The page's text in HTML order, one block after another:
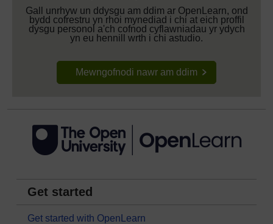
Gall unrhyw un ddysgu am ddim ar OpenLearn, ond
bydd cofrestru yn rhoi mynediad i chi at eich proffil
dysgu personol a'ch cofnod cyflawniadau yr ydych
yn eu hennill wrth i chi astudio.
Mewngofnodi nawr am ddim
Get started
Get started with OpenLearn